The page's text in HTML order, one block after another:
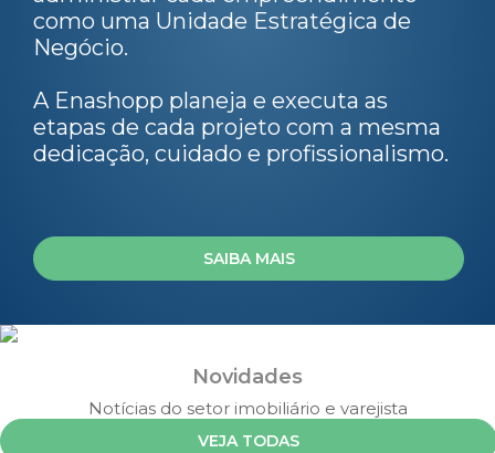
como uma Unidade Estratégica de
Negócio.
A Enashopp planeja e executa as
etapas de cada projeto com a mesma
dedicação, cuidado e profissionalismo.
SAIBA MAIS
Novidades
Notícias do setor imobiliário e varejista
VEJA TODAS